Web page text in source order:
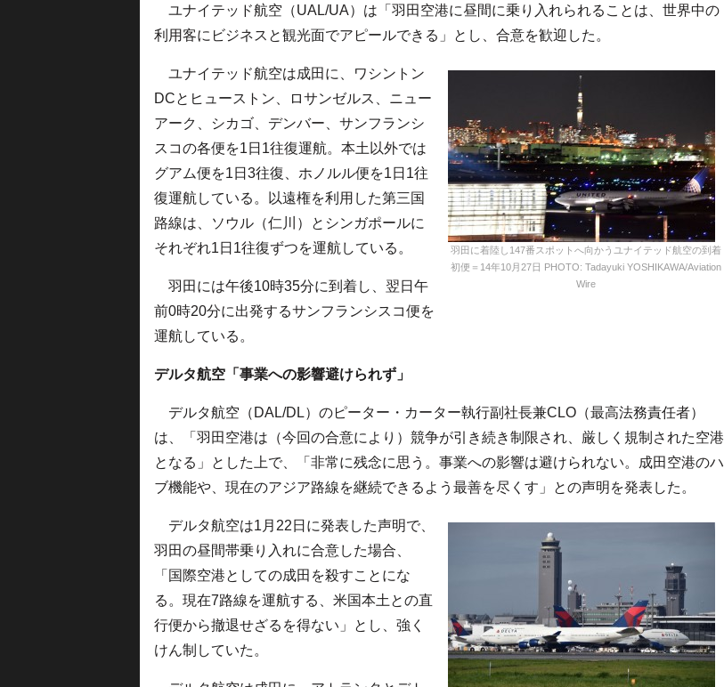
ユナイテッド航空（UAL/UA）は「羽田空港に昼間に乗り入れられることは、世界中の
利用客にビジネスと観光面でアピールできる」とし、合意を歓迎した。
羽田に着陸し147番スポットへ向かうユナイテッド航空の到着
初便＝14年10月27日 PHOTO: Tadayuki YOSHIKAWA/Aviation
Wire
ユナイテッド航空は成田に、ワシントン
DCとヒューストン、ロサンゼルス、ニュー
アーク、シカゴ、デンバー、サンフランシ
スコの各便を1日1往復運航。本土以外では
グアム便を1日3往復、ホノルル便を1日1往
復運航している。以遠権を利用した第三国
路線は、ソウル（仁川）とシンガポールに
それぞれ1日1往復ずつを運航している。
羽田には午後10時35分に到着し、翌日午
前0時20分に出発するサンフランシスコ便を
運航している。
デルタ航空「事業への影響避けられず」
デルタ航空（DAL/DL）のピーター・カーター執行副社長兼CLO（最高法務責任者）
は、「羽田空港は（今回の合意により）競争が引き続き制限され、厳しく規制された空港
となる」とした上で、「非常に残念に思う。事業への影響は避けられない。成田空港のハ
ブ機能や、現在のアジア路線を継続できるよう最善を尽くす」との声明を発表した。
デルタ航空は1月22日に発表した声明で、
羽田の昼間帯乗り入れに合意した場合、
「国際空港としての成田を殺すことにな
る。現在7路線を運航する、米国本土との直
行便から撤退せざるを得ない」とし、強く
けん制していた。